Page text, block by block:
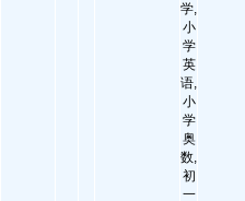
学,
小
学
英
语,
小
学
奥
数,
初
一